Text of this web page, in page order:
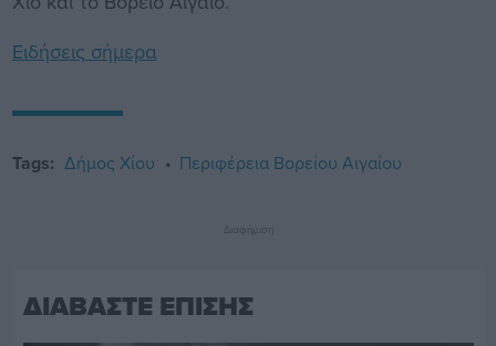
Ειδήσεις σήμερα
Tags: Δήμος Χίου Περιφέρεια Βορείου Αιγαίου
Διαφήμιση
ΔΙΑΒΑΣΤΕ ΕΠΙΣΗΣ